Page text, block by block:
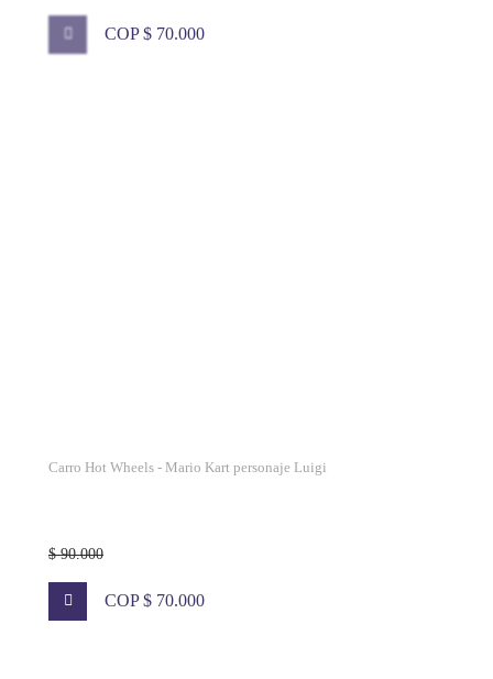
COP $ 70.000
Carro Hot Wheels - Mario Kart personaje Luigi
$ 90.000
COP $ 70.000